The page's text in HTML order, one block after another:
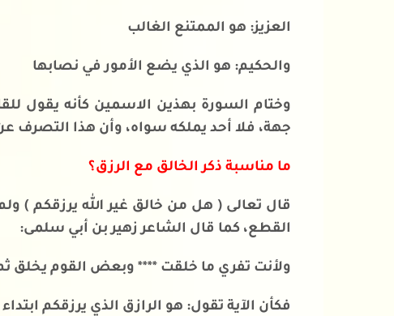
العزيز: هو الممتنع الغالب
والحكيم: هو الذي يضع الأمور في نصابها
وختام السورة بهذين الاسمين كأنه يقول
جهة، فلا أحد يملكه سواه، وأن هذا
ما مناسبة ذكر الخالق مع الرزق؟
قال تعالى ( هل من خالق غير الله يرزقكم )
القطع، كما قال الشاعر زهير بن أبي سلمى:
ولأنت تفري ما خلقت **** وبعض القوم يخلق
فكأن الآية تقول: هو الرازق الذي يرزقكم